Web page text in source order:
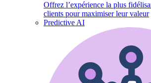
Offrez l’expérience la plus
clients pour maximiser leur valeur
Predictive AI